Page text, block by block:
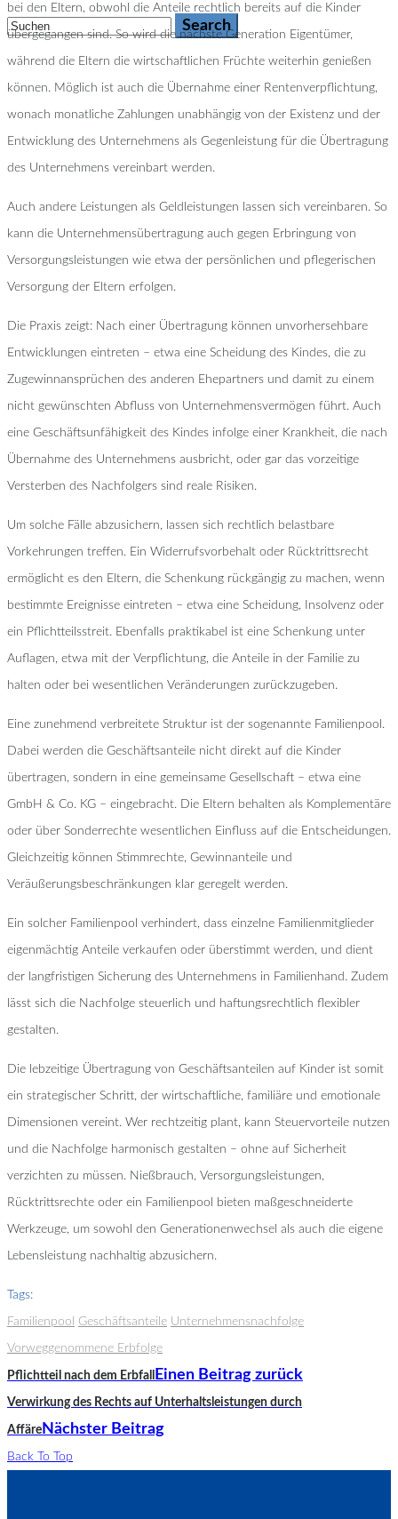
bei den Eltern, obwohl die Anteile rechtlich bereits auf die Kinder
übergegangen sind. So wird die nächste Generation Eigentümer,
während die Eltern die wirtschaftlichen Früchte weiterhin genießen
können. Möglich ist auch die Übernahme einer Rentenverpflichtung,
wonach monatliche Zahlungen unabhängig von der Existenz und der
Entwicklung des Unternehmens als Gegenleistung für die Übertragung
des Unternehmens vereinbart werden.
Auch andere Leistungen als Geldleistungen lassen sich vereinbaren. So
kann die Unternehmensübertragung auch gegen Erbringung von
Versorgungsleistungen wie etwa der persönlichen und pflegerischen
Versorgung der Eltern erfolgen.
Die Praxis zeigt: Nach einer Übertragung können unvorhersehbare
Entwicklungen eintreten – etwa eine Scheidung des Kindes, die zu
Zugewinnansprüchen des anderen Ehepartners und damit zu einem
nicht gewünschten Abfluss von Unternehmensvermögen führt. Auch
eine Geschäftsunfähigkeit des Kindes infolge einer Krankheit, die nach
Übernahme des Unternehmens ausbricht, oder gar das vorzeitige
Versterben des Nachfolgers sind reale Risiken.
Um solche Fälle abzusichern, lassen sich rechtlich belastbare
Vorkehrungen treffen. Ein Widerrufsvorbehalt oder Rücktrittsrecht
ermöglicht es den Eltern, die Schenkung rückgängig zu machen, wenn
bestimmte Ereignisse eintreten – etwa eine Scheidung, Insolvenz oder
ein Pflichtteilsstreit. Ebenfalls praktikabel ist eine Schenkung unter
Auflagen, etwa mit der Verpflichtung, die Anteile in der Familie zu
halten oder bei wesentlichen Veränderungen zurückzugeben.
Eine zunehmend verbreitete Struktur ist der sogenannte Familienpool.
Dabei werden die Geschäftsanteile nicht direkt auf die Kinder
übertragen, sondern in eine gemeinsame Gesellschaft – etwa eine
GmbH & Co. KG – eingebracht. Die Eltern behalten als Komplementäre
oder über Sonderrechte wesentlichen Einfluss auf die Entscheidungen.
Gleichzeitig können Stimmrechte, Gewinnanteile und
Veräußerungsbeschränkungen klar geregelt werden.
Ein solcher Familienpool verhindert, dass einzelne Familienmitglieder
eigenmächtig Anteile verkaufen oder überstimmt werden, und dient
der langfristigen Sicherung des Unternehmens in Familienhand. Zudem
lässt sich die Nachfolge steuerlich und haftungsrechtlich flexibler
gestalten.
Die lebzeitige Übertragung von Geschäftsanteilen auf Kinder ist somit
ein strategischer Schritt, der wirtschaftliche, familiäre und emotionale
Dimensionen vereint. Wer rechtzeitig plant, kann Steuervorteile nutzen
und die Nachfolge harmonisch gestalten – ohne auf Sicherheit
verzichten zu müssen. Nießbrauch, Versorgungsleistungen,
Rücktrittsrechte oder ein Familienpool bieten maßgeschneiderte
Werkzeuge, um sowohl den Generationenwechsel als auch die eigene
Lebensleistung nachhaltig abzusichern.
Tags:
Familienpool Geschäftsanteile Unternehmensnachfolge
Vorweggenommene Erbfolge
Pflichtteil nach dem Erbfall Einen Beitrag zurück
Verwirkung des Rechts auf Unterhaltsleistungen durch
Affäre Nächster Beitrag
Back To Top